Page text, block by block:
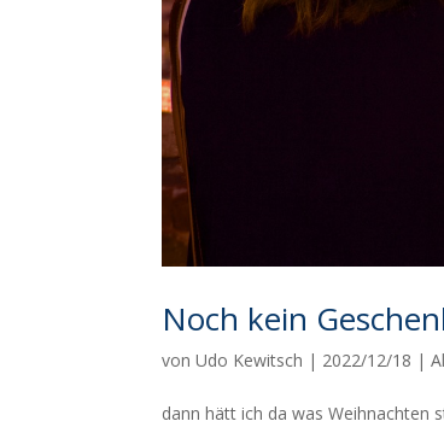
Noch kein
vonUdo Kewitsch | 2022/12/18 |
dann hätt ich da was Weihnachten